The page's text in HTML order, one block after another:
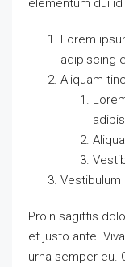
elementum dui
Lorem
adipiscing
Aliquam
Proin sagittis
et justo ante.
urna semper eu.